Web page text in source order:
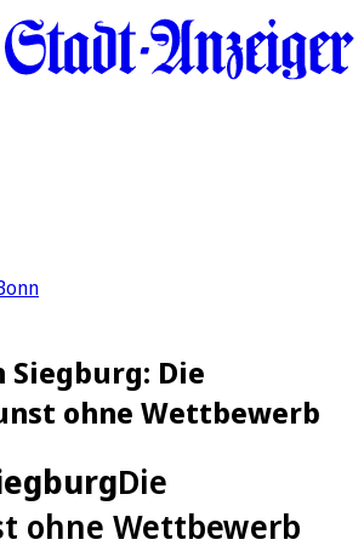
Die
ohne Wettbewerb
Die
ohne Wettbewerb